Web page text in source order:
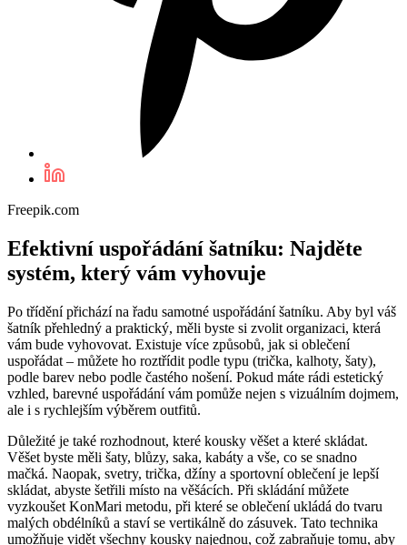
Freepik.com
Efektivní uspořádání šatníku: Najděte
systém, který vám vyhovuje
Po třídění přichází na řadu samotné uspořádání šatníku. Aby byl váš
šatník přehledný a praktický, měli byste si zvolit organizaci, která
vám bude vyhovovat. Existuje více způsobů, jak si oblečení
uspořádat – můžete ho roztřídit podle typu (trička, kalhoty, šaty),
podle barev nebo podle častého nošení. Pokud máte rádi estetický
vzhled, barevné uspořádání vám pomůže nejen s vizuálním dojmem,
ale i s rychlejším výběrem outfitů.
Důležité je také rozhodnout, které kousky věšet a které skládat.
Věšet byste měli šaty, blůzy, saka, kabáty a vše, co se snadno
mačká. Naopak, svetry, trička, džíny a sportovní oblečení je lepší
skládat, abyste šetřili místo na věšácích. Při skládání můžete
vyzkoušet KonMari metodu, při které se oblečení ukládá do tvaru
malých obdélníků a staví se vertikálně do zásuvek. Tato technika
umožňuje vidět všechny kousky najednou, což zabraňuje tomu, aby